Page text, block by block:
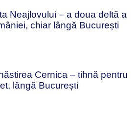
Neajlovului – a doua deltă a
chiar lângă București
Cernica – tihnă pentru
lângă București